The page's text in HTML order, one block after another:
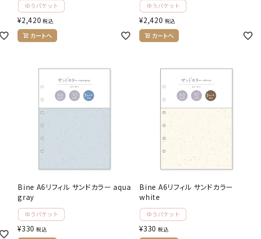
¥2,420 税込
カートへ
¥2,420 税込
カートへ
Bine A6リフィル サンドカラー aqua
gray
¥330 税込
Bine A6リフィル サンドカラー
white
¥330 税込